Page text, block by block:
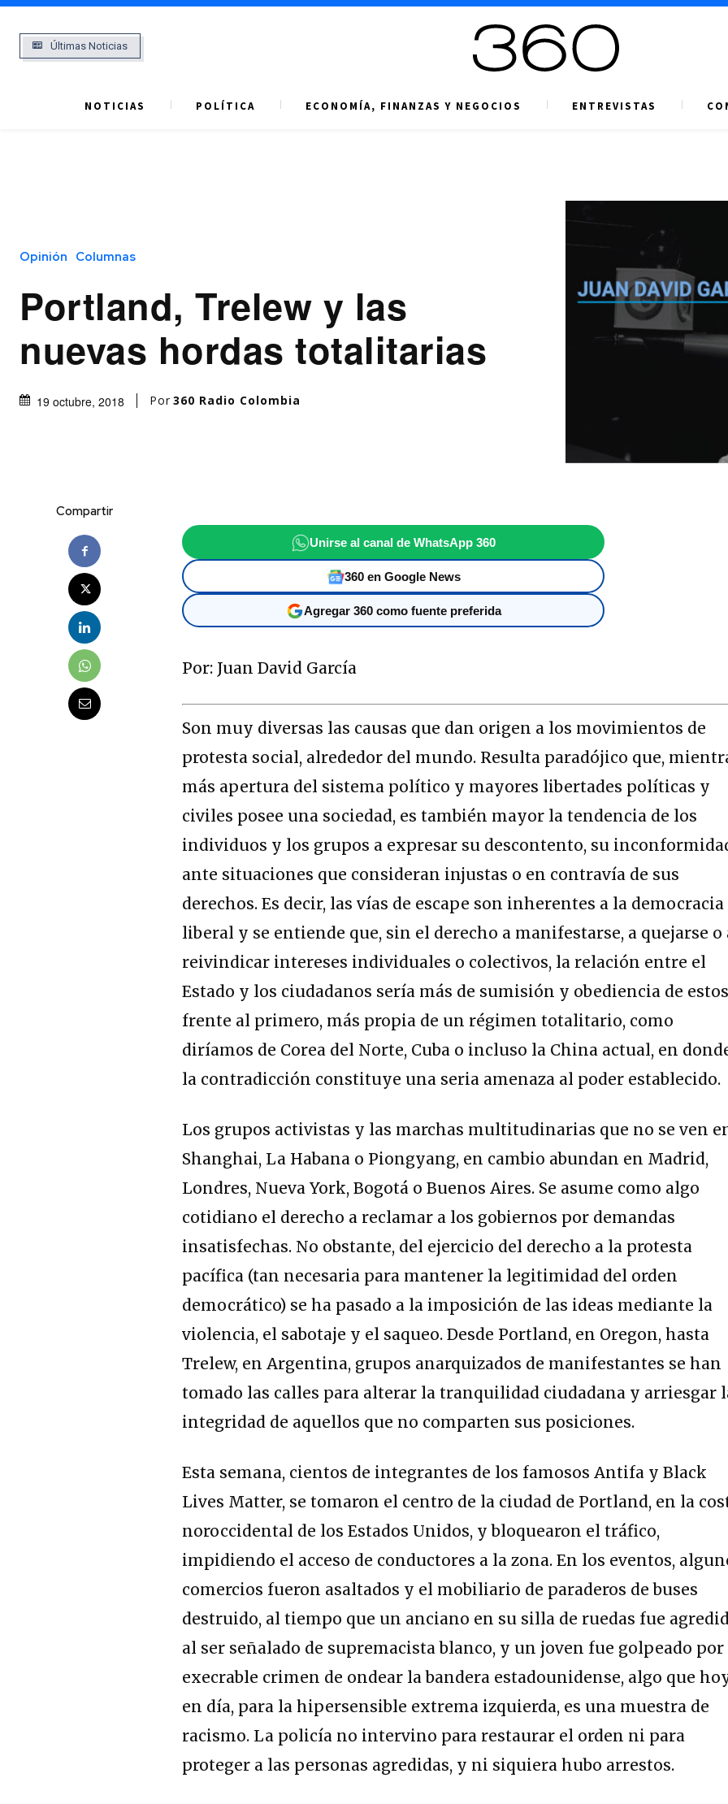
Últimas Noticias
NOTICIAS POLÍTICA ECONOMÍA, FINANZAS Y NEGOCIOS ENTREVISTAS
Opinión Columnas
Portland, Trelew y las
nuevas hordas totalitarias
19 octubre, 2018 Por 360 Radio Colombia
Compartir
Unirse al canal de WhatsApp 360
360 en Google News
Agregar 360 como fuente preferida
Por: Juan David García
Son muy diversas las causas que dan origen a los movimientos de
protesta social, alrededor del mundo. Resulta paradójico que,
más apertura del sistema político y mayores libertades políticas y
civiles posee una sociedad, es también mayor la tendencia de los
individuos y los grupos a expresar su descontento, su
ante situaciones que consideran injustas o en contravía de sus
derechos. Es decir, las vías de escape son inherentes a la democracia
liberal y se entiende que, sin el derecho a manifestarse, a quejarse o
reivindicar intereses individuales o colectivos, la relación entre el
Estado y los ciudadanos sería más de sumisión y obediencia de estos
frente al primero, más propia de un régimen totalitario, como
diríamos de Corea del Norte, Cuba o incluso la China actual, en
la contradicción constituye una seria amenaza al poder establecido.
Los grupos activistas y las marchas multitudinarias que no se ven
Shanghai, La Habana o Piongyang, en cambio abundan en Madrid,
Londres, Nueva York, Bogotá o Buenos Aires. Se asume como algo
cotidiano el derecho a reclamar a los gobiernos por demandas
insatisfechas. No obstante, del ejercicio del derecho a la protesta
pacífica (tan necesaria para mantener la legitimidad del orden
democrático) se ha pasado a la imposición de las ideas mediante la
violencia, el sabotaje y el saqueo. Desde Portland, en Oregon, hasta
Trelew, en Argentina, grupos anarquizados de manifestantes se han
tomado las calles para alterar la tranquilidad ciudadana y arriesgar
integridad de aquellos que no comparten sus posiciones.
Esta semana, cientos de integrantes de los famosos Antifa y Black
Lives Matter, se tomaron el centro de la ciudad de Portland, en la
noroccidental de los Estados Unidos, y bloquearon el tráfico,
impidiendo el acceso de conductores a la zona. En los eventos,
comercios fueron asaltados y el mobiliario de paraderos de buses
destruido, al tiempo que un anciano en su silla de ruedas fue
al ser señalado de supremacista blanco, y un joven fue golpeado por
execrable crimen de ondear la bandera estadounidense, algo que
en día, para la hipersensible extrema izquierda, es una muestra de
racismo. La policía no intervino para restaurar el orden ni para
proteger a las personas agredidas, y ni siquiera hubo arrestos.